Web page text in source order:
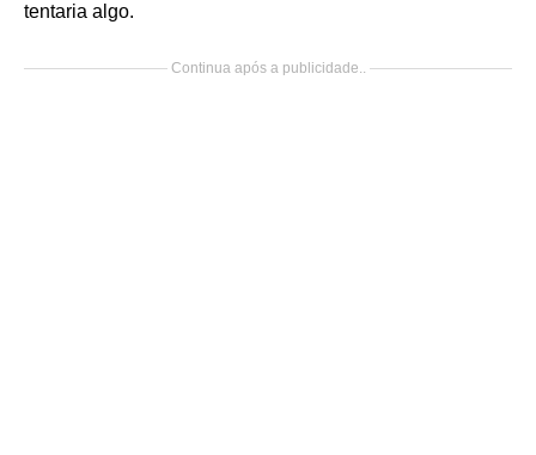
tentaria algo.
Continua após a publicidade..